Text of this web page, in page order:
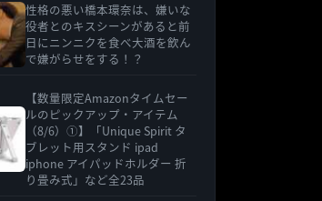
性格の悪い橋本環奈は、嫌いな
役者とのキスシーンがあると前
日にニンニクを食べ大酒を飲ん
で嫌がらせをする！？
【数量限定Amazonタイムセー
ルのピックアップ・アイテム
（8/6）①】「Unique Spirit タ
ブレット用スタンド ipad
iphone アイパッドホルダー 折
り畳み式」など全23品